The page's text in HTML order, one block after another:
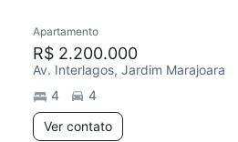
Redecorar
Apartamento
R$ 2.200.000
Av. Interlagos, Jardim Marajoara
4
4
Ver contato